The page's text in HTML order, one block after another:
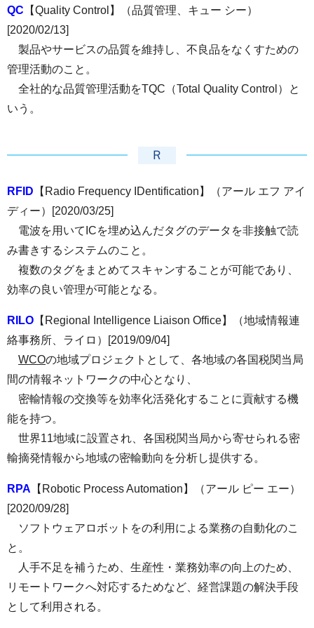
QC 【Quality Control】（品質管理、キュー シー）
[2020/02/13]
製品やサービスの品質を維持し、不良品をなくすための
管理活動のこと。
全社的な品質管理活動をTQC（Total Quality Control）と
いう。
Ｒ
RFID 【Radio Frequency IDentification】（アール エフ アイ
ディー）[2020/03/25]
電波を用いてICを埋め込んだタグのデータを非接触で読
み書きするシステムのこと。
複数のタグをまとめてスキャンすることが可能であり、
効率の良い管理が可能となる。
RILO 【Regional Intelligence Liaison Office】（地域情報連
絡事務所、ライロ）[2019/09/04]
WCOの地域プロジェクトとして、各地域の各国税関当局
間の情報ネットワークの中心となり、
密輸情報の交換等を効率化活発化することに貢献する機
能を持つ。
世界11地域に設置され、各国税関当局から寄せられる密
輸摘発情報から地域の密輸動向を分析し提供する。
RPA 【Robotic Process Automation】（アール ピー エー）
[2020/09/28]
ソフトウェアロボットをの利用による業務の自動化のこ
と。
人手不足を補うため、生産性・業務効率の向上のため、
リモートワークへ対応するためなど、経営課題の解決手段
として利用される。